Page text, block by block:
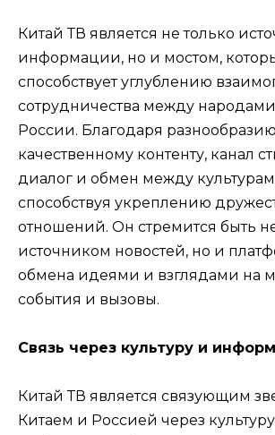
Китай ТВ является не только
информации, но и мостом,
способствует углублению
сотрудничества между
России. Благодаря
качественному контенту, канал
диалог и обмен между
способствуя укреплению
отношений. Он стремится быть
источником новостей, но и
обмена идеями и взглядами на
события и вызовы.
Связь через культуру и
Китай ТВ является связующим
Китаем и Россией через